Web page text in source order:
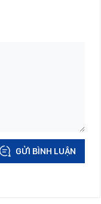
GỬI BÌNH LUẬN